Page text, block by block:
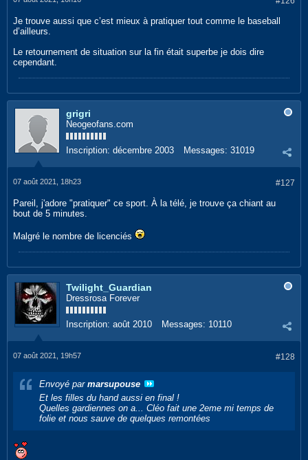
Je trouve aussi que c’est mieux à pratiquer tout comme le baseball
d’ailleurs.
Le retournement de situation sur la fin était superbe je dois dire
cependant.
grigri
Neogeofans.com
Inscription: décembre 2003 Messages: 31019
#127
07 août 2021, 18h23
Pareil, j'adore "pratiquer" ce sport. À la télé, je trouve ça chiant au
bout de 5 minutes.
Malgré le nombre de licenciés
Twilight_Guardian
Dressrosa Forever
Inscription: août 2010 Messages: 10110
#128
07 août 2021, 19h57
Envoyé par marsupouse
Et les filles du hand aussi en final !
Quelles gardiennes on a... Cléo fait une 2eme mi temps de
folie et nous sauve de quelques remontées